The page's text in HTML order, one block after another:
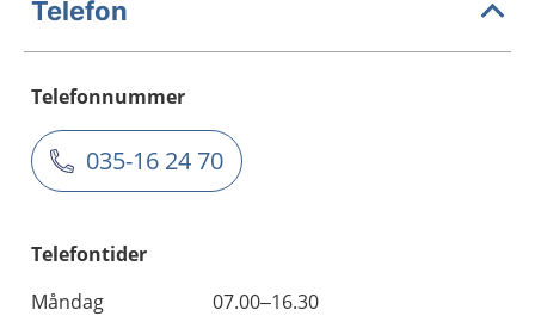
Telefon
Telefonnummer
035-16 24 70
Telefontider
Måndag
07.00–16.30